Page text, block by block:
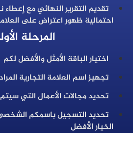
تقديم التقرير النهائي مع
احتمالية ظهور اعتراض على
المرحلة
اختيار الباقة الأمثل والأفضل لكم
تجهيز اسم العلامة التجارية
تحديد مجالات الأعمال التي
تحديد التسجيل باسمكم
الخيار الأفضل